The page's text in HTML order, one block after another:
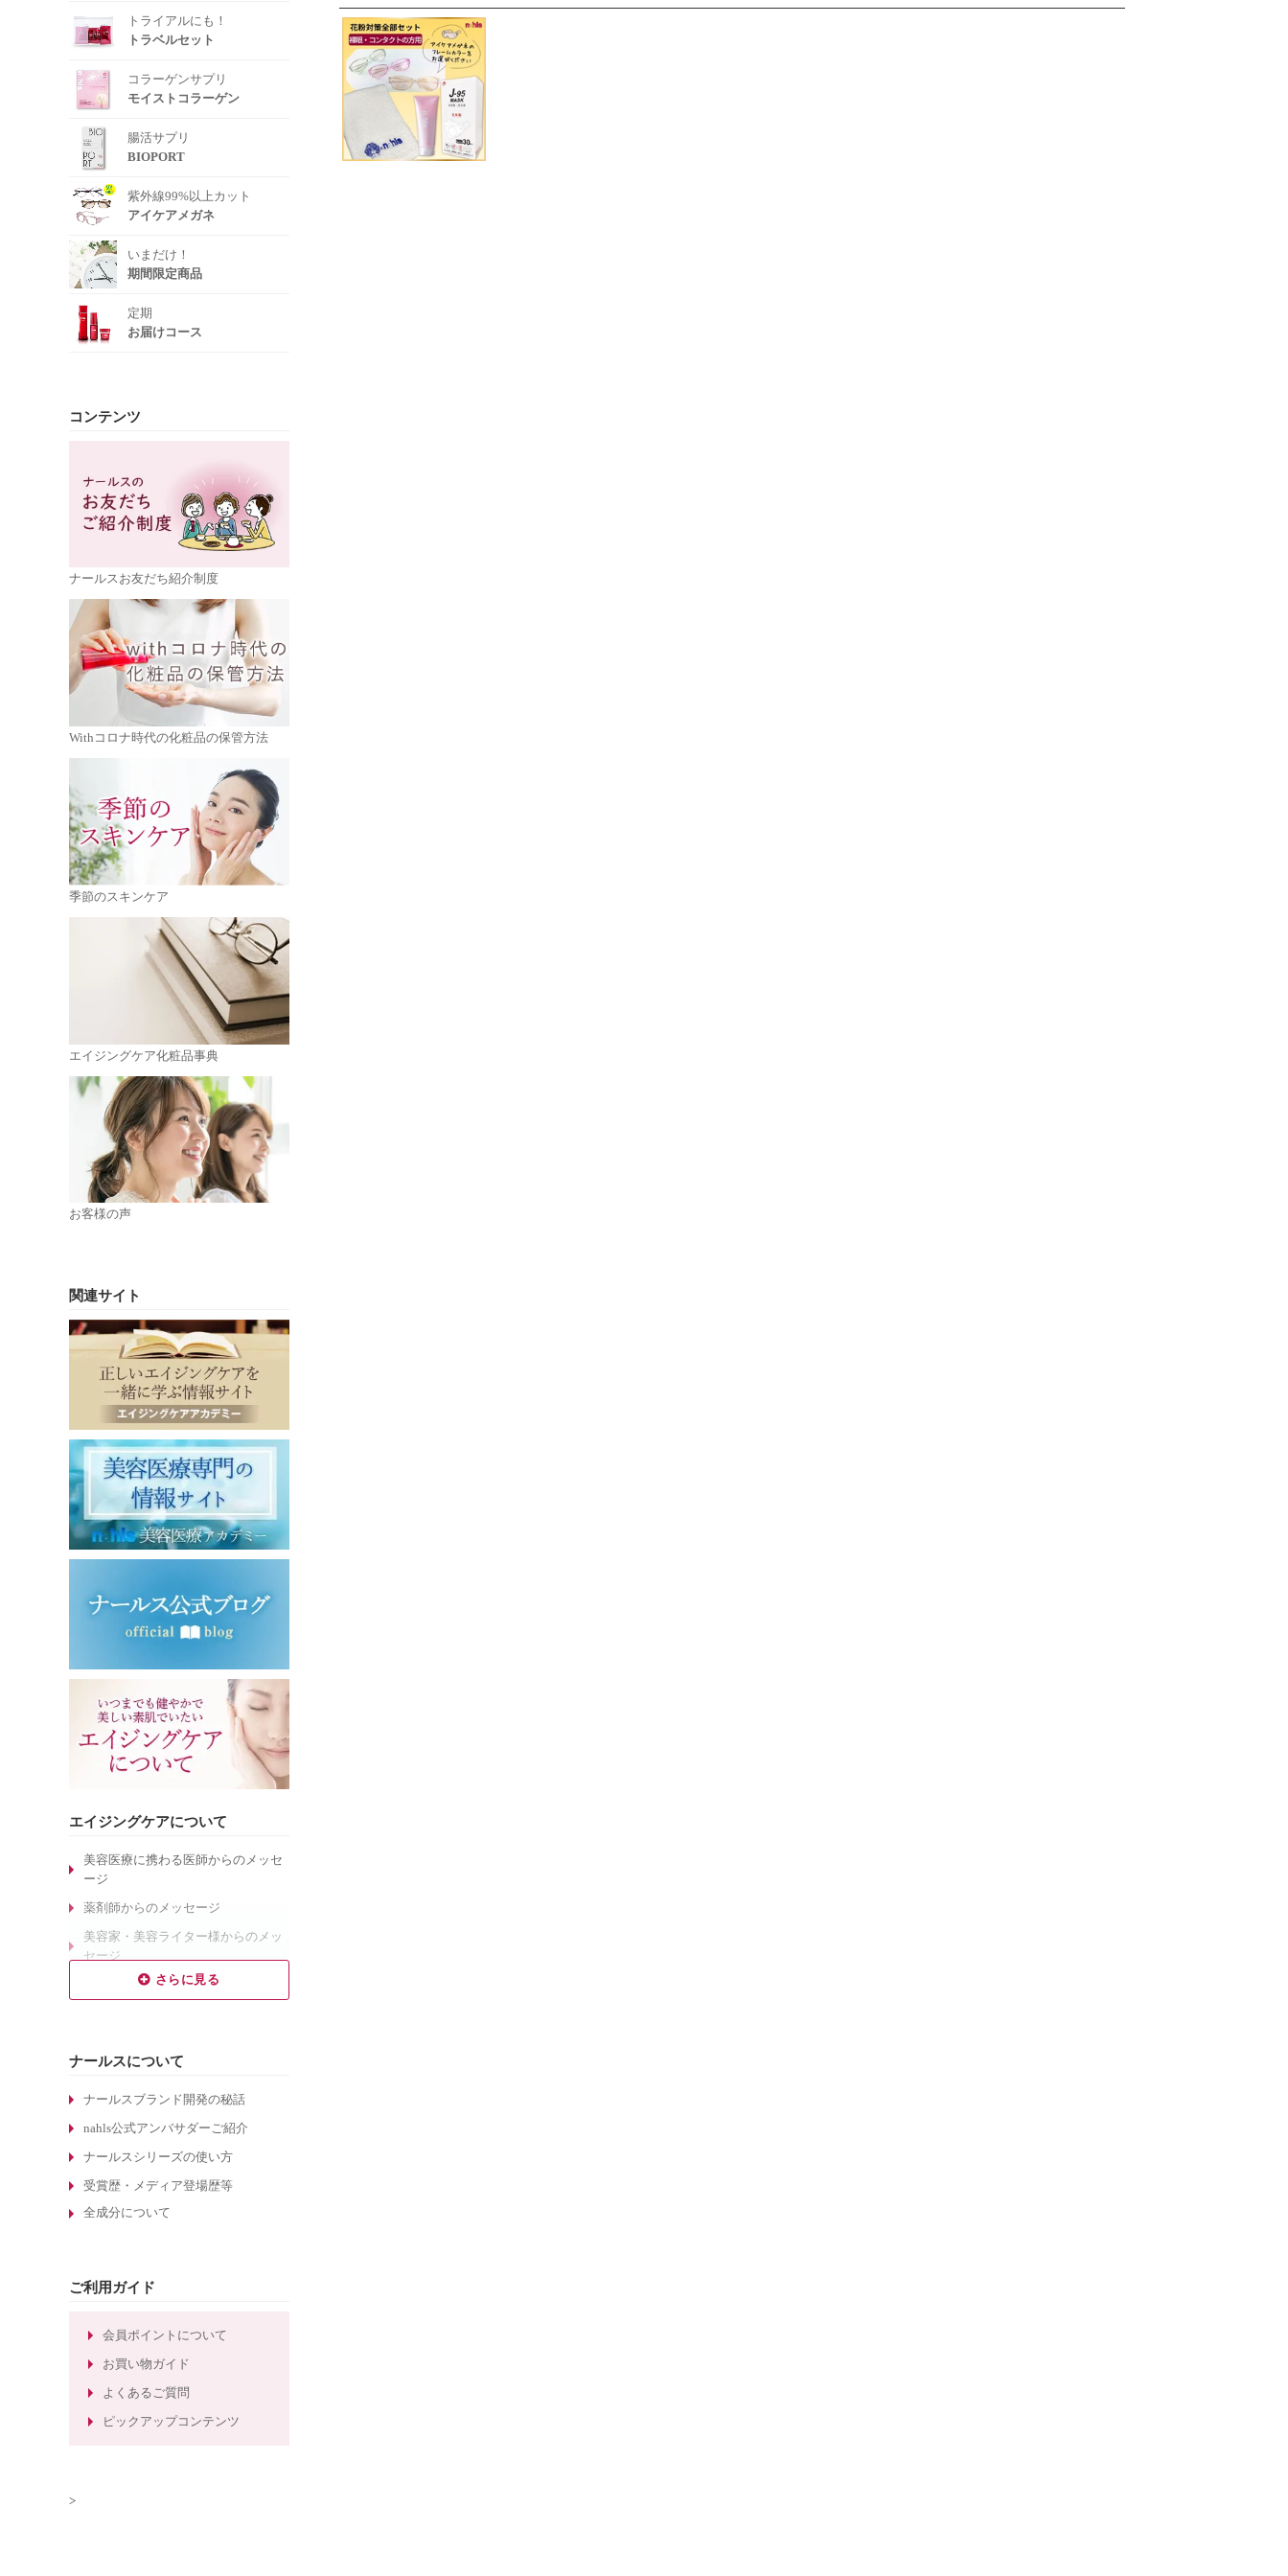
トライアルにも！
トラベルセット
コラーゲンサプリ
モイストコラーゲン
腸活サプリ
BIOPORT
紫外線99%以上カット
アイケアメガネ
いまだけ！
期間限定商品
定期
お届けコース
コンテンツ
ナールスお友だち紹介制度
Withコロナ時代の化粧品の保管方法
季節のスキンケア
エイジングケア化粧品事典
お客様の声
関連サイト
エイジングケアについて
美容医療に携わる医師からのメッセ
ージ
薬剤師からのメッセージ
美容家・美容ライター様からのメッ
セージ
乾燥肌対策のエイジングケア
毛穴対策のエイジングケア
くすみ対策のエイジングケア
ターンオーバーについて
酵素洗顔について
エイジングケア化粧品の選び方
敏感肌化粧品の選び方
ほうれい線対策のエイジングケア化
粧水
ナールスについて
ナールスブランド開発の秘話
nahls公式アンバサダーご紹介
ナールスシリーズの使い方
受賞歴・メディア登場歴等
全成分について
ご利用ガイド
会員ポイントについて
お買い物ガイド
よくあるご質問
ピックアップコンテンツ
>